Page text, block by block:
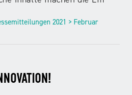
2021 > Februar